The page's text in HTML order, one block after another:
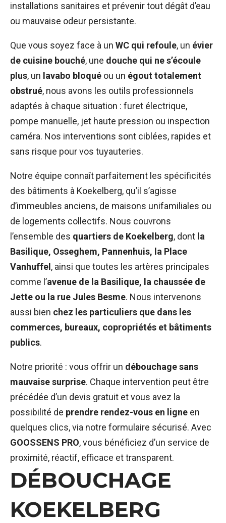
installations sanitaires et prévenir tout dégât d’eau
ou mauvaise odeur persistante.
Que vous soyez face à un WC qui refoule, un évier
de cuisine bouché, une douche qui ne s’écoule
plus, un lavabo bloqué ou un égout totalement
obstrué, nous avons les outils professionnels
adaptés à chaque situation : furet électrique,
pompe manuelle, jet haute pression ou inspection
caméra. Nos interventions sont ciblées, rapides et
sans risque pour vos tuyauteries.
Notre équipe connaît parfaitement les spécificités
des bâtiments à Koekelberg, qu’il s’agisse
d’immeubles anciens, de maisons unifamiliales ou
de logements collectifs. Nous couvrons
l’ensemble des quartiers de Koekelberg, dont la
Basilique, Osseghem, Pannenhuis, la Place
Vanhuffel , ainsi que toutes les artères principales
comme l’avenue de la Basilique, la chaussée de
Jette ou la rue Jules Besme. Nous intervenons
aussi bien chez les particuliers que dans les
commerces, bureaux, copropriétés et bâtiments
publics.
Notre priorité : vous offrir un débouchage sans
mauvaise surprise. Chaque intervention peut être
précédée d’un devis gratuit et vous avez la
possibilité de prendre rendez-vous en ligne en
quelques clics, via notre formulaire sécurisé. Avec
GOOSSENS PRO, vous bénéficiez d’un service de
proximité, réactif, efficace et transparent.
DÉBOUCHAGE
KOEKELBERG